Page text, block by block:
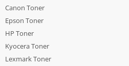
Canon Toner
Epson Toner
HP Toner
Kyocera Toner
Lexmark Toner